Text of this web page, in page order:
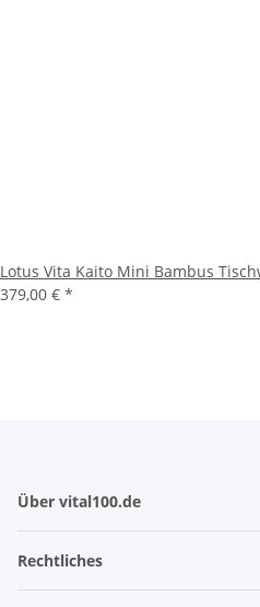
Lotus Vita Kaito Mini Bambus
379,00 € *
Über vital100.de
Rechtliches